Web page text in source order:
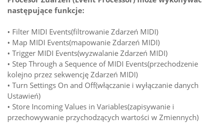
następujące funkcje:
• Filter MIDI Events(filtrowanie Zdarzeń MIDI)
• Map MIDI Events(mapowanie Zdarzeń MIDI)
• Trigger MIDI Events(wyzwalanie Zdarzeń MIDI)
• Step Through a Sequence of MIDI Events(przechodzenie
kolejno przez sekwencję Zdarzeń MIDI)
• Turn Settings On and Off(włączanie i wyłączanie danych
Ustawień)
• Store Incoming Values in Variables(zapisywanie i
przechowywanie przychodzących wartości w Zmiennych)